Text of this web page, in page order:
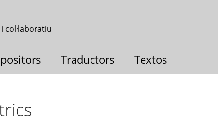
col·laboratiu
Traductors Textos